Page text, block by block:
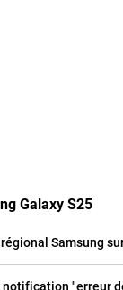
Galaxy S25
Samsung
notification "erreur